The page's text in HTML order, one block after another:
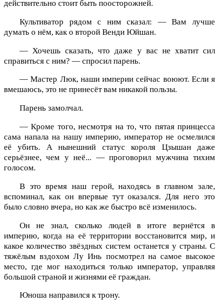
действительно стоит быть поосторожней.
Культиватор рядом с ним сказал: — Вам лучше
думать о нём, как о второй Венди Юйшан.
— Хочешь сказать, что даже у вас не хватит сил
справиться с ним? — спросил парень.
— Мастер Люк, наши империи сейчас воюют. Если я
вмешаюсь, это не принесёт вам никакой пользы.
Парень замолчал.
— Кроме того, несмотря на то, что пятая принцесса
сама напала на нашу империю, император не осмелился
её убить. А нынешний статус короля Цзышан даже
серьёзнее, чем у неё... — проговорил мужчина тихим
голосом.
В это время наш герой, находясь в главном зале,
вспоминал, как он впервые тут оказался. Для него это
было словно вчера, но как же быстро всё изменилось.
Он не знал, сколько людей в итоге вернётся в
империю, когда на её территории восстановится мир, и
какое количество звёздных систем останется у страны. С
тяжёлым вздохом Лу Инь посмотрел на самое высокое
место, где мог находиться только император, управляя
большой страной и жизнями её граждан.
Юноша направился к трону.